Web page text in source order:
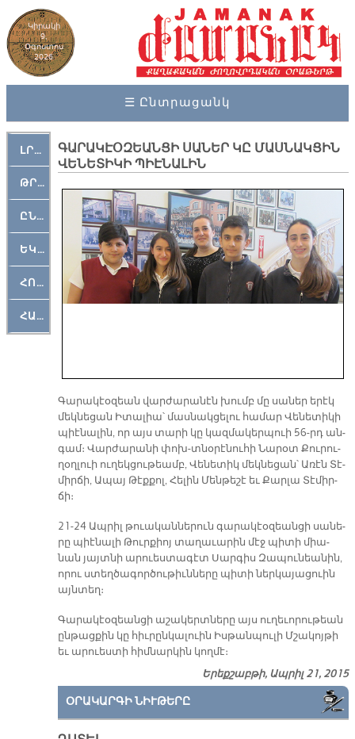
Կիրակի
9,
Օգոստոս
2026
☰ Ընտրացանկ
ԼՐԱՀՈՍ
ԹՐՔԱՀԱՅ ԿԵԱՆՔ
ԸՆԿԵՐԱՄՇԱԿՈՒԹԱՅԻՆ
ԵԿԵՂԵՑԱԿԱՆ
ՀՈԳԵՄՏԱՒՈՐ
ՀԱՐԹԱԿ
ԳԱՐԱԿԷՕԶԵԱՆՑԻ ՍԱՆԵՐ ԿԸ ՄԱՍՆԱԿՑԻՆ
ՎԵՆԵՏԻԿԻ ՊԻԷՆԱԼԻՆ
Գա­րա­կէօ­զեան վար­ժա­րա­նէն խումբ մը սա­ներ ե­րէկ
մեկ­նե­ցան Ի­տա­լիա՝ մաս­նակ­ցե­լու հա­մար Վե­նե­տի­կի
պիէ­նա­լին, որ այս տա­րի կը կազ­մա­կեր­պուի 56-րդ ան­
գամ։ Վար­ժա­րա­նի փոխ-տնօ­րէ­նու­հի Նա­րօտ Քու­րու­
ղօղ­լուի ու­ղեկ­ցու­թեամբ, Վե­նե­տիկ մեկ­նե­ցան՝ Ա­ռէն Տէ­
միր­ճի, Ա­պայ Թէք­քոլ, Հե­լին Մեն­թե­շէ եւ Քար­լա Տէ­միր­
ճի։
21-24 Ապ­րիլ թուա­կան­նե­րուն գա­րա­կէօ­զեան­ցի սա­նե­
րը պիէ­նա­լի Թուր­քիոյ տա­ղա­ւա­րին մէջ պի­տի միա­
նան յայտ­նի ա­րուես­տա­գէտ Սար­գիս Զա­պու­նեա­նին,
ո­րու ստեղ­ծա­գոր­ծու­թիւն­նե­րը պի­տի ներ­կա­յացուին
այն­տեղ։
Գա­րա­կէօ­զեան­ցի ա­շա­կերտ­նե­րը այս ու­ղե­ւո­րու­թեան
ըն­թաց­քին կը հիւ­րըն­կա­լուին Իս­թան­պու­լի Մշա­կոյ­թի
եւ ա­րուես­տի հիմ­նար­կին կող­մէ։
Երեքշաբթի, Ապրիլ 21, 2015
ՕՐԱԿԱՐԳԻ ՆԻՒԹԵՐԸ